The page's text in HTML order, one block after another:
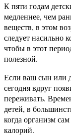
К пяти годам
медленнее, чем
веществ, в этом
следует насильно
чтобы в этот
полезной.
Если ваш сын или
сегодня вдруг
переживать.
детей, в
когда организм
калорий.